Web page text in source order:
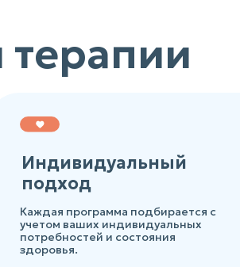
Индивидуальный
подход
Каждая программа подбирается с
учетом ваших индивидуальных
потребностей и состояния
здоровья.